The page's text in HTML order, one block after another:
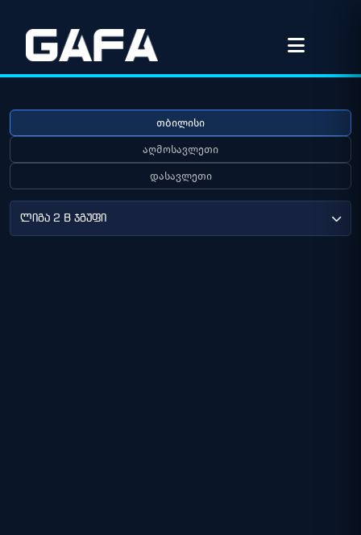
თბილისი
აღმოსავლეთი
დასავლეთი
ლიგა 2 B ჯგუფი